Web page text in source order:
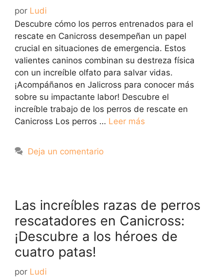
por Ludi
Descubre cómo los perros entrenados para el
rescate en Canicross desempeñan un papel
crucial en situaciones de emergencia. Estos
valientes caninos combinan su destreza física
con un increíble olfato para salvar vidas.
¡Acompáñanos en Jalicross para conocer más
sobre su impactante labor! Descubre el
increíble trabajo de los perros de rescate en
Canicross Los perros … Leer más
Deja un comentario
Las increíbles razas de perros
rescatadores en Canicross:
¡Descubre a los héroes de
cuatro patas!
por Ludi